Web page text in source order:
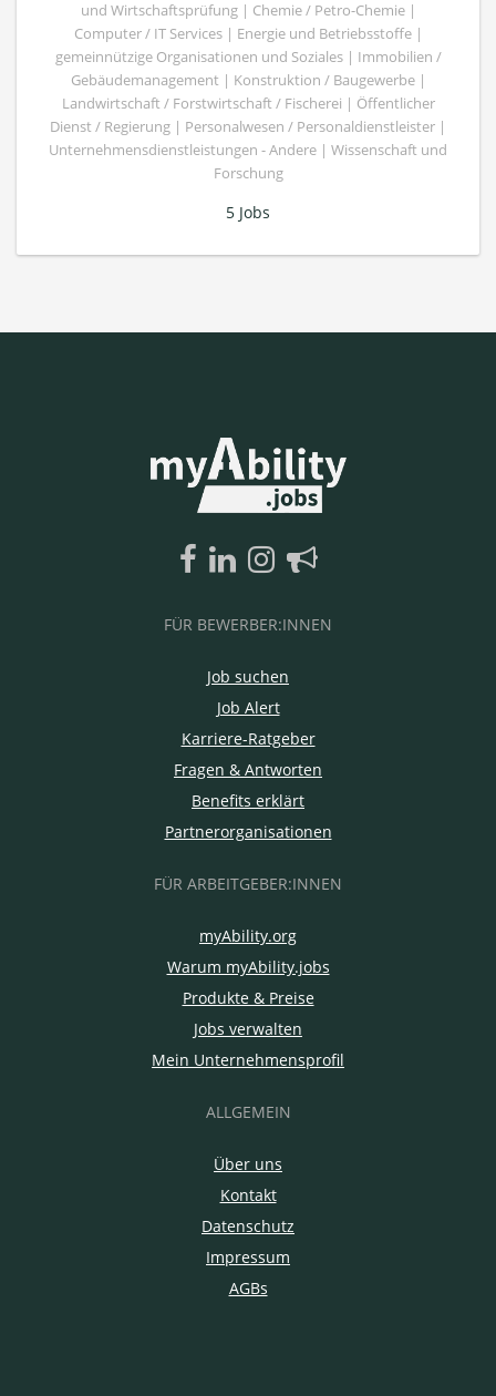
und Wirtschaftsprüfung | Chemie / Petro-Chemie |
Computer / IT Services | Energie und Betriebsstoffe |
gemeinnützige Organisationen und Soziales | Immobilien /
Gebäudemanagement | Konstruktion / Baugewerbe |
Landwirtschaft / Forstwirtschaft / Fischerei | Öffentlicher
Dienst / Regierung | Personalwesen / Personaldienstleister |
Unternehmensdienstleistungen - Andere | Wissenschaft und
Forschung
5 Jobs
FÜR BEWERBER:INNEN
Job suchen
Job Alert
Karriere-Ratgeber
Fragen & Antworten
Benefits erklärt
Partnerorganisationen
FÜR ARBEITGEBER:INNEN
myAbility.org
Warum myAbility.jobs
Produkte & Preise
Jobs verwalten
Mein Unternehmensprofil
ALLGEMEIN
Über uns
Kontakt
Datenschutz
Impressum
AGBs